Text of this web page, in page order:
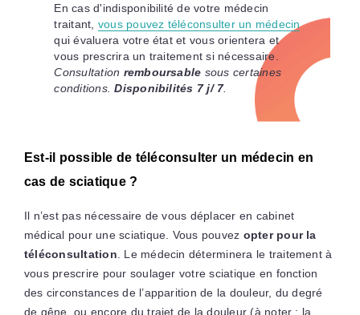
En cas d'indisponibilité de votre médecin
traitant, vous pouvez téléconsulter un médecin
qui évaluera votre état et vous orientera et
vous prescrira un traitement si nécessaire.
Consultation remboursable sous certaines
conditions.Disponibilités 7 j/ 7.
Est-il possible de téléconsulter un médecin en
cas de sciatique ?
Il n’est pas nécessaire de vous déplacer en cabinet
médical pour une sciatique. Vous pouvez opter pour la
téléconsultation . Le médecin déterminera le traitement à
vous prescrire pour soulager votre sciatique en fonction
des circonstances de l’apparition de la douleur, du degré
de gêne, ou encore du trajet de la douleur (à noter : la